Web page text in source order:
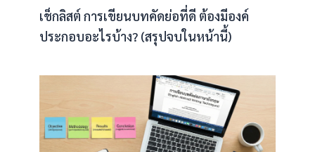
เช็กลิสต์ การเขียนบทคัดย่อที่ดี ต้องมีองค์
ประกอบอะไรบ้าง? (สรุปจบในหน้านี้)